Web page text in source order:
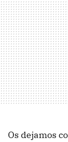
Os dejamos